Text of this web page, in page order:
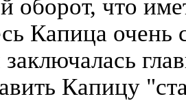
оборот, что
Капица очень
Капицу